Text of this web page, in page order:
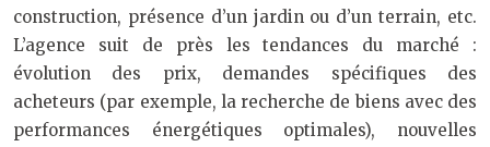
construction, présence d’un jardin ou d’un terrain, etc.
L’agence suit de près les tendances du marché :
évolution des prix, demandes spécifiques des
acheteurs (par exemple, la recherche de biens avec des
performances énergétiques optimales), nouvelles